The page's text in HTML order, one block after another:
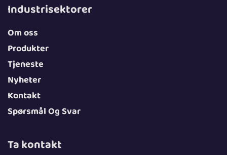
Industrisektorer
Om oss
Produkter
Tjeneste
Nyheter
Kontakt
Spørsmål Og Svar
Ta kontakt